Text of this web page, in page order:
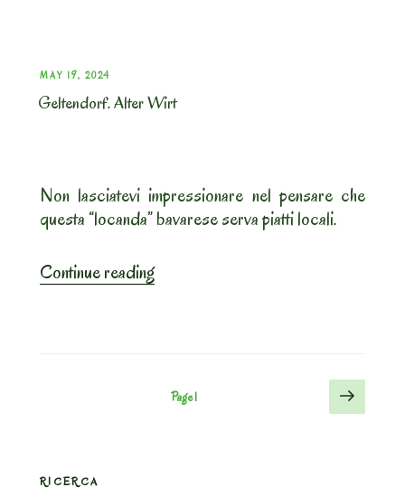
POSTED
ON
MAY 19, 2024
Geltendorf. Alter Wirt
Non lasciatevi impressionare nel pensare che
questa “locanda” bavarese serva piatti locali.
Continue reading“Geltendorf.
Page1 Next
page
RICERCA